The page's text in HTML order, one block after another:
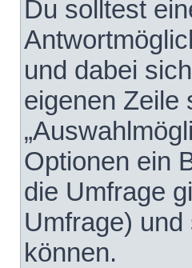
Du solltest
und dabei
eigenen Zeile
Optionen ein
die Umfrage
Umfrage)
können.